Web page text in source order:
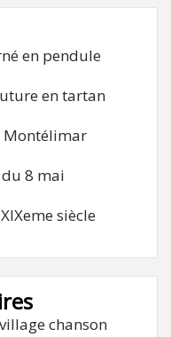
en pendule
en tartan
Montélimar
8 mai
siècle
chanson